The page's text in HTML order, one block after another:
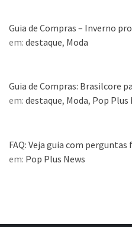
Guia de Compras – Inverno
em: destaque, Moda
Guia de Compras: Brasilcore
em: destaque, Moda, Pop Plus
FAQ: Veja guia com
em: Pop Plus News